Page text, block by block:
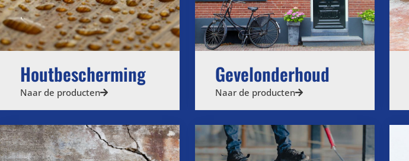
Houtbescherming
Naar de producten
Gevelonderhoud
Naar de producten